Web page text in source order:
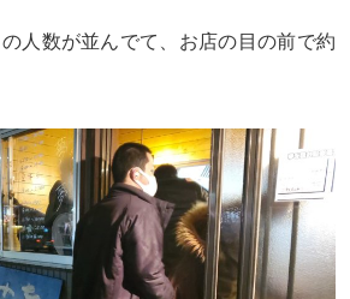
人数が並んでて、お店の目の前で約